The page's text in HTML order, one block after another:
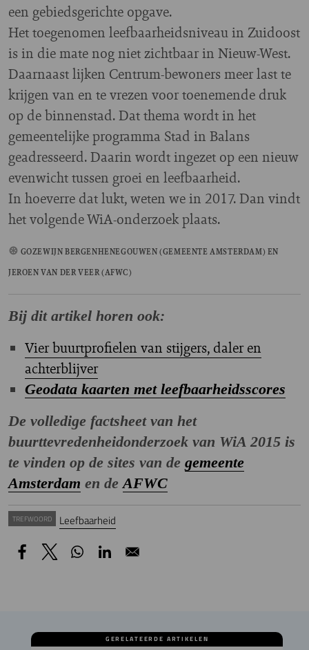
een gebiedsgerichte opgave.
Het toegenomen leefbaarheidsniveau in Zuidoost
is in die mate nog niet zichtbaar in Nieuw-West.
Daarnaast lijken Centrum-bewoners meer last te
krijgen van en te vrezen voor toenemende druk
op de binnenstad. Dat thema wordt in het
gemeentelijke programma Stad in Balans
geadresseerd. Daarin wordt ingezet op een nieuw
evenwicht tussen groei en leefbaarheid.
In hoeverre dat lukt, weten we in 2017. Dan vindt
het volgende WiA-onderzoek plaats.
GOZEWIJN BERGENHENEGOUWEN (GEMEENTE AMSTERDAM) EN
JEROEN VAN DER VEER (AFWC)
Bij dit artikel horen ook:
Vier buurtprofielen van stijgers, daler en
achterblijver
Geodata kaarten met leefbaarheidsscores
De volledige factsheet van het
buurttevredenheidonderzoek van WiA 2015 is
te vinden op de sites van de gemeente
Amsterdam en deAFWC
TREFWOORD Leefbaarheid
GERELATEERDE ARTIKELEN